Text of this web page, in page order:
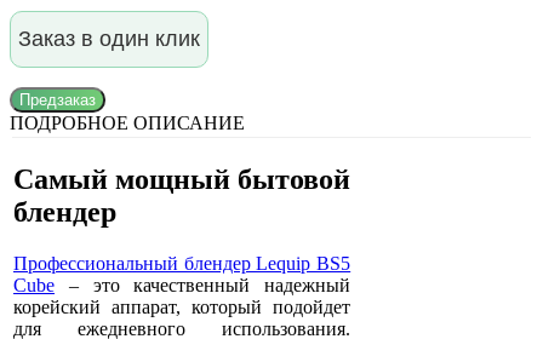
Заказ в один клик
Предзаказ
ПОДРОБНОЕ ОПИСАНИЕ
Самый мощный бытовой
блендер
Профессиональный блендер Lequip BS5
Cube – это качественный надежный
корейский аппарат, который подойдет
для ежедневного использования.